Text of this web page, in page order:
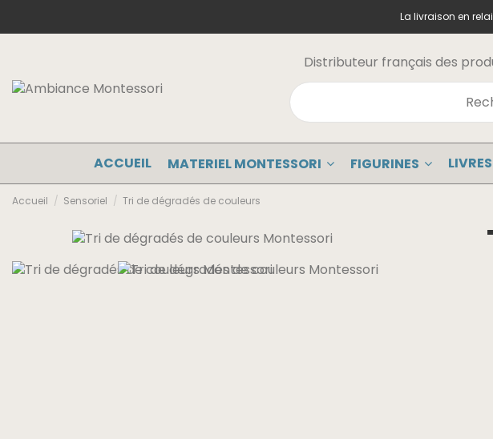
La livraison en
Distributeur français des
ACCUEIL MATERIEL MONTESSORI FIGURINES LIVRES
Accueil Sensoriel Tri de dégradés de couleurs